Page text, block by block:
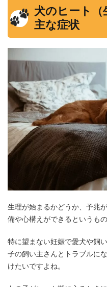
犬のヒート（
主な症状
生理が始まるかどうか、予兆
備や心構えができるというもの
特に望まない妊娠で愛犬や飼
子の飼い主さんとトラブルに
けたいですよね。